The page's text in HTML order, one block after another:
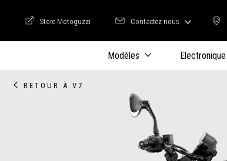
Store Motoguzzi
Store Motoguzzi Contactez nous
Modèles Electronique
RETOUR À V7